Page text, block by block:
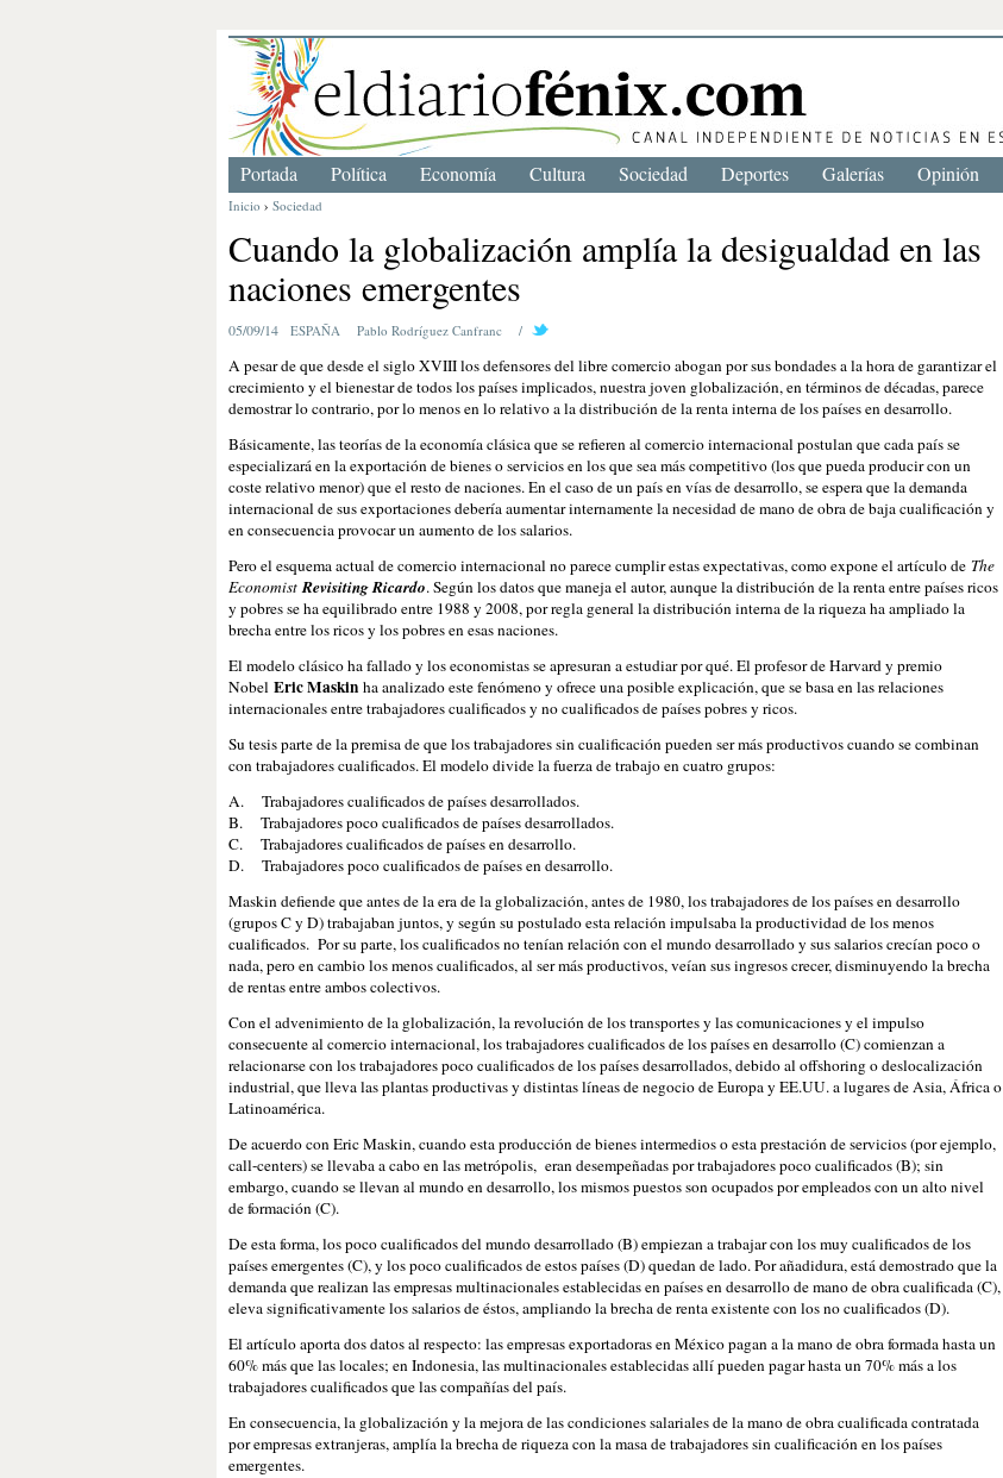
Inicio › Sociedad
Cuando la globalización amplía la desigualdad en las
naciones emergentes
05/09/14 ESPAÑA Pablo Rodríguez Canfranc /
A pesar de que desde el siglo XVIII los defensores del libre comercio abogan por sus bondades a la hora de garantizar el
crecimiento y el bienestar de todos los países implicados, nuestra joven globalización, en términos de décadas, parece
demostrar lo contrario, por lo menos en lo relativo a la distribución de la renta interna de los países en desarrollo.
Básicamente, las teorías de la economía clásica que se refieren al comercio internacional postulan que cada país se
especializará en la exportación de bienes o servicios en los que sea más competitivo (los que pueda producir con un
coste relativo menor) que el resto de naciones. En el caso de un país en vías de desarrollo, se espera que la demanda
internacional de sus exportaciones debería aumentar internamente la necesidad de mano de obra de baja cualificación y
en consecuencia provocar un aumento de los salarios.
Pero el esquema actual de comercio internacional no parece cumplir estas expectativas, como expone el artículo de The
Economist Revisiting Ricardo. Según los datos que maneja el autor, aunque la distribución de la renta entre países ricos
y pobres se ha equilibrado entre 1988 y 2008, por regla general la distribución interna de la riqueza ha ampliado la
brecha entre los ricos y los pobres en esas naciones.
El modelo clásico ha fallado y los economistas se apresuran a estudiar por qué. El profesor de Harvard y premio
Nobel Eric Maskin ha analizado este fenómeno y ofrece una posible explicación, que se basa en las relaciones
internacionales entre trabajadores cualificados y no cualificados de países pobres y ricos.
Su tesis parte de la premisa de que los trabajadores sin cualificación pueden ser más productivos cuando se combinan
con trabajadores cualificados. El modelo divide la fuerza de trabajo en cuatro grupos:
A. Trabajadores cualificados de países desarrollados.
B. Trabajadores poco cualificados de países desarrollados.
C. Trabajadores cualificados de países en desarrollo.
D. Trabajadores poco cualificados de países en desarrollo.
Maskin defiende que antes de la era de la globalización, antes de 1980, los trabajadores de los países en desarrollo
(grupos C y D) trabajaban juntos, y según su postulado esta relación impulsaba la productividad de los menos
cualificados. Por su parte, los cualificados no tenían relación con el mundo desarrollado y sus salarios crecían poco o
nada, pero en cambio los menos cualificados, al ser más productivos, veían sus ingresos crecer, disminuyendo la brecha
de rentas entre ambos colectivos.
Con el advenimiento de la globalización, la revolución de los transportes y las comunicaciones y el impulso
consecuente al comercio internacional, los trabajadores cualificados de los países en desarrollo (C) comienzan a
relacionarse con los trabajadores poco cualificados de los países desarrollados, debido al offshoring o deslocalización
industrial, que lleva las plantas productivas y distintas líneas de negocio de Europa y EE.UU. a lugares de Asia, África o
Latinoamérica.
De acuerdo con Eric Maskin, cuando esta producción de bienes intermedios o esta prestación de servicios (por ejemplo,
call-centers) se llevaba a cabo en las metrópolis, eran desempeñadas por trabajadores poco cualificados (B); sin
embargo, cuando se llevan al mundo en desarrollo, los mismos puestos son ocupados por empleados con un alto nivel
de formación (C).
De esta forma, los poco cualificados del mundo desarrollado (B) empiezan a trabajar con los muy cualificados de los
países emergentes (C), y los poco cualificados de estos países (D) quedan de lado. Por añadidura, está demostrado que la
demanda que realizan las empresas multinacionales establecidas en países en desarrollo de mano de obra cualificada (C),
eleva significativamente los salarios de éstos, ampliando la brecha de renta existente con los no cualificados (D).
El artículo aporta dos datos al respecto: las empresas exportadoras en México pagan a la mano de obra formada hasta un
60% más que las locales; en Indonesia, las multinacionales establecidas allí pueden pagar hasta un 70% más a los
trabajadores cualificados que las compañías del país.
En consecuencia, la globalización y la mejora de las condiciones salariales de la mano de obra cualificada contratada
por empresas extranjeras, amplía la brecha de riqueza con la masa de trabajadores sin cualificación en los países
emergentes.
Portada Política Economía Cultura Sociedad Deportes Galerías Opinión